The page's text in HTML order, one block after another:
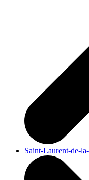
Saint-Laurent-de-